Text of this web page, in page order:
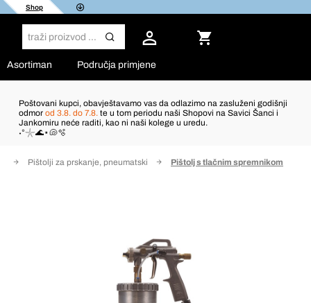
Shop
Asortiman Područja primjene
Poštovani kupci, obavještavamo vas da odlazimo na zasluženi godišnji
odmor od 3.8. do 7.8. te u tom periodu naši Shopovi na Savici Šanci i
Jankomiru neće raditi, kao ni naši kolege u uredu.
˖°𓇼🌊⋆🐚🫧
Pištolji za prskanje, pneumatski Pištolj s tlačnim spremnikom